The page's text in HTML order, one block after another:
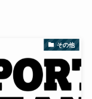
その他